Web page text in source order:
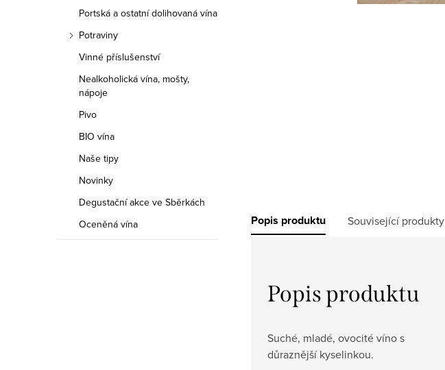
Portská a ostatní dolihovaná vína
Potraviny
Vinné příslušenství
Nealkoholická vína, mošty,
nápoje
Pivo
BIO vína
Naše tipy
Novinky
Degustační akce ve Sběrkách
Oceněná vína
Popis produktu Související produkty
Popis produktu
Suché, mladé, ovocité víno s
důraznější kyselinkou.